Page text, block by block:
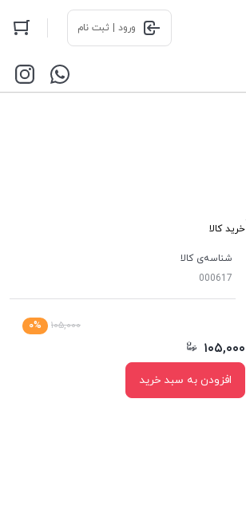
ورود | ثبت نام
خرید کالا
شناسه‌ی کالا
000617
۱۰۵,۰۰۰ ۰%
۱۰۵,۰۰۰
افزودن به سبد خرید